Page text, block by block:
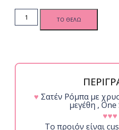
Λευκή
quantity
ΤΟ ΘΕΛΩ
♥ Σατέν Ρόμπα με
μεγέθη , One
♥♥♥
Το προιόν είναι